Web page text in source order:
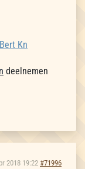
Bert Kn
deelnemen
2018 19:22#71996